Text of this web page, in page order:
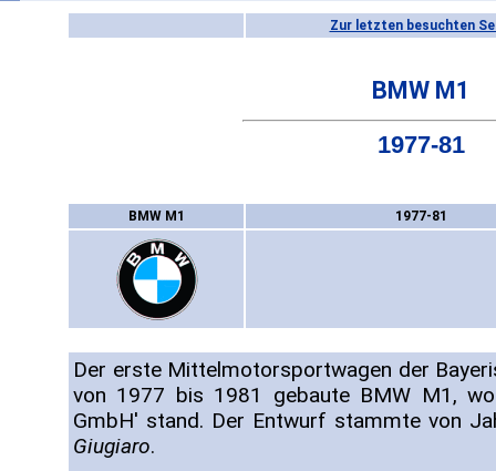
Zur letzten besuchten
BMW M1
1977-81
BMW M1 1977-81
Der erste Mittelmotorsportwagen der
von 1977 bis 1981 gebaute BMW M1,
GmbH' stand. Der Entwurf stammte von
Giugiaro.